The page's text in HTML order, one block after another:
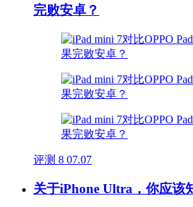
完败安卓？
评测 8 07.07
关于iPhone Ultra，你应该